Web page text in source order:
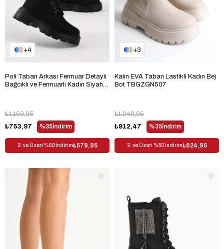
4
Poli Taban Arkası Fermuar Detaylı
Bağcıklı ve Fermuarlı Kadın Siyah
%35İndirim
₺753,97
₺1.159,95
2. ve Üzeri %50 İndirim₺579,95
3
Kalın EVA Taban Lastikli Kadın Bej
Bot TBGZGN507
%35İndirim
₺812,47
₺1.249,95
2. ve Üzeri %50 İndirim₺624,95